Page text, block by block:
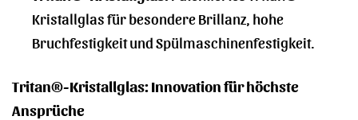
Kristallglas für besondere Brillanz, hohe
Bruchfestigkeit und Spülmaschinenfestigkeit.
Tritan®-Kristallglas: Innovation für höchste
Ansprüche